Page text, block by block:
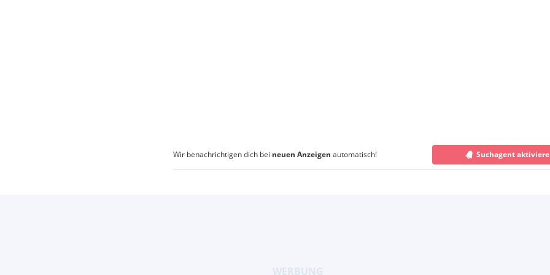
Wir benachrichtigen dich bei neuen Anzeigen automatisch! Suchagent